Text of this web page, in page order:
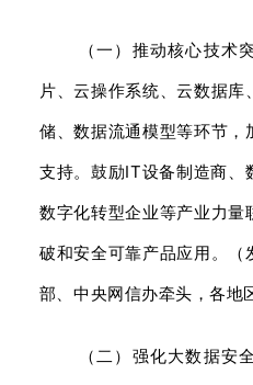
（一）推动核心技术
片、云操作系统、云数据
储、数据流通模型等环节
支持。鼓励IT设备制造商、
数字化转型企业等产业力
破和安全可靠产品应用。
部、中央网信办牵头，各地
（二）强化大数据安